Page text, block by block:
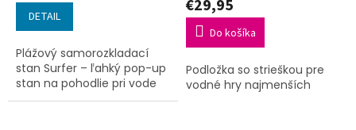
DETAIL
Plážový samorozkladací
stan Surfer – ľahký pop-up
stan na pohodlie pri vode
€29,95
Do košíka
Podložka so strieškou pre
vodné hry najmenších